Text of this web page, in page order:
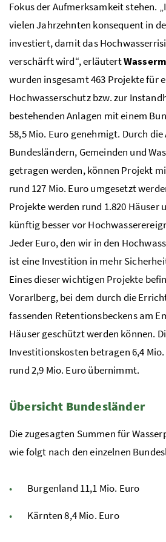
Fokus der Aufmerksamkeit stehen.
vielen Jahrzehnten konsequent in
investiert, damit das
verschärft wird“, erläutert
wurden insgesamt 463 Projekte für
Hochwasserschutz bzw. zur
bestehenden Anlagen mit einem
58,5 Mio. Euro genehmigt. Durch
Bundesländern, Gemeinden und
getragen werden, können Projekt
rund 127 Mio. Euro umgesetzt
Projekte werden rund 1.820 Häuser
künftig besser vor
Jeder Euro, den wir in den
ist eine Investition in mehr
Eines dieser wichtigen Projekte
Vorarlberg, bei dem durch die
fassenden Retentionsbeckens am
Häuser geschützt werden können.
Investitionskosten betragen 6,4
rund 2,9 Mio. Euro übernimmt.
Übersicht Bundesländer
Die zugesagten Summen für
wie folgt nach den einzelnen
Burgenland 11,1 Mio. Euro
Kärnten 8,4 Mio. Euro